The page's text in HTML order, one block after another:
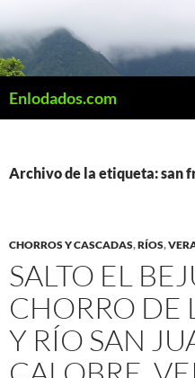
al
contenido
Enlodados.com
Archivo de la etiqueta: san
CHORROS Y CASCADAS,RÍOS,
SALTO EL
CHORRO DE
Y RÍO SAN